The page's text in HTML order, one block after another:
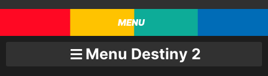
MENU
Menu Destiny 2